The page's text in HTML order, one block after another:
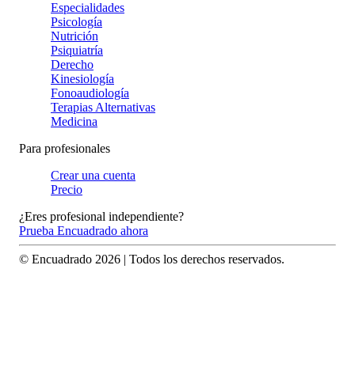
Especialidades
Psicología
Nutrición
Psiquiatría
Derecho
Kinesiología
Fonoaudiología
Terapias Alternativas
Medicina
Para profesionales
Crear una cuenta
Precio
¿Eres profesional independiente?
Prueba Encuadrado ahora
© Encuadrado 2026 | Todos los derechos reservados.